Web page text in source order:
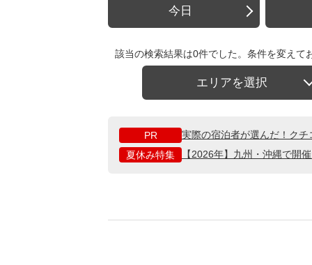
今日
該当の検索結果は0件でした。条件を変えて
エリアを選択
PR
実際の宿泊者が選んだ！ク
夏休み特集
【2026年】九州・沖縄で開